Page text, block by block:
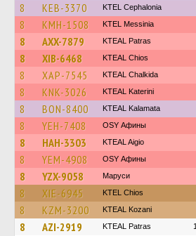
8 KEB-3370 KTEL Cephalonia
8 KMH-1508 KTEL Messinia
8 AXX-7879 KTEAL Patras
8 XIB-6468 KTEAL Chios
8 XAP-7545 KTEAL Chalkida
8 KNK-3026 KTEAL Katerini
8 BON-8400 KTEAL Kalamata
8 YEH-7408 OSY Афины
8 HAH-3303 KTEAL Aigio
8 YEM-4908 OSY Афины
8 YZX-9058 Маруси
8 XIE-6945 KTEL Chios
8 KZM-3200 KTEAL Kozani
8 AZI-2919 KTEAL Patras